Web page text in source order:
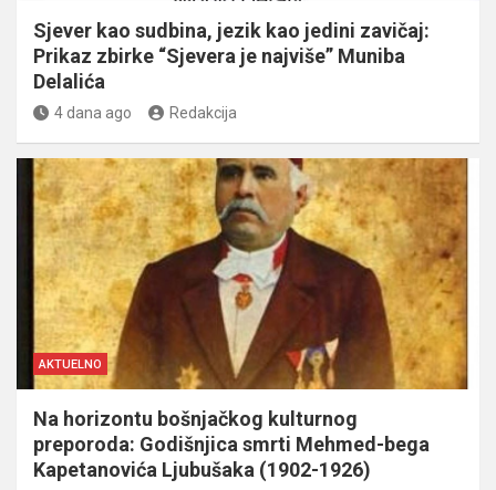
Sjever kao sudbina, jezik kao jedini zavičaj:
Prikaz zbirke “Sjevera je najviše” Muniba
Delalića
4 dana ago Redakcija
AKTUELNO
Na horizontu bošnjačkog kulturnog
preporoda: Godišnjica smrti Mehmed-bega
Kapetanovića Ljubušaka (1902-1926)